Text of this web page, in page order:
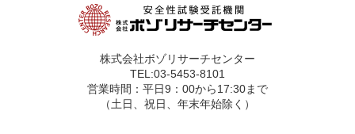
株式会社ボゾリサーチセンター
TEL:03-5453-8101
営業時間：平日9：00から17:30まで
（土日、祝日、年末年始除く）